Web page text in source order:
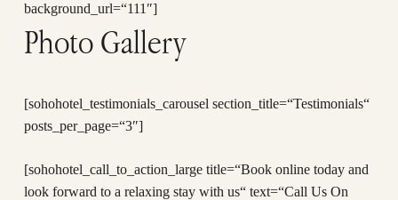
background_url=“111″]
Photo Gallery
[sohohotel_testimonials_carousel section_title=“Testimonials“
posts_per_page=“3″]
[sohohotel_call_to_action_large title=“Book online today and
look forward to a relaxing stay with us“ text=“Call Us On